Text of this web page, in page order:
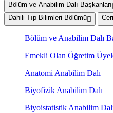
Bölüm ve Anabilim Dalı Başkanları
Dahili Tıp Bilimleri Bölümü
Bölüm ve Anabilim Dalı
Emekli Olan Öğretim
Anatomi Anabilim Dalı
Biyofizik Anabilim Dalı
Biyoistatistik Anabilim